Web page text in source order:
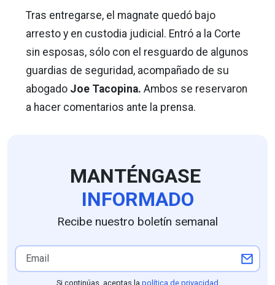
Tras entregarse, el magnate quedó bajo
arresto y en custodia judicial. Entró a la Corte
sin esposas, sólo con el resguardo de algunos
guardias de seguridad, acompañado de su
abogado Joe Tacopina. Ambos se reservaron
a hacer comentarios ante la prensa.
MANTÉNGASE
INFORMADO
Recibe nuestro boletín semanal
Si continúas, aceptas la política de privacidad